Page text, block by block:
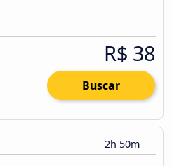
R$ 38
Buscar
2h 50m